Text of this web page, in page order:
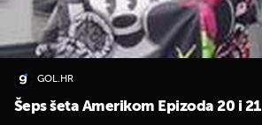
GOL.HR
Šeps šeta Amerikom Epizoda 20 i 21